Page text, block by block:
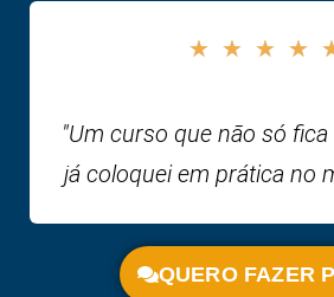
★ ★ ★ ★
"Um curso que não só fica
já coloquei em prática no
QUERO FAZER